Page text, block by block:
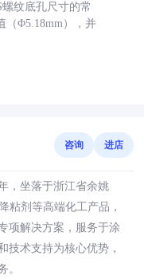
螺纹底孔尺寸的常
（Φ5.18mm），并
咨询 进店
，坐落于浙江省余姚
粘剂等高端化工产品，
项解决方案，服务于涂
技术支持为核心优势，
。